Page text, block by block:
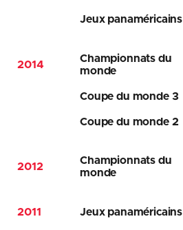
Jeux panaméricains
2014
Championnats du
monde
Coupe du monde 3
Coupe du monde 2
2012
Championnats du
monde
2011 Jeux panaméricains